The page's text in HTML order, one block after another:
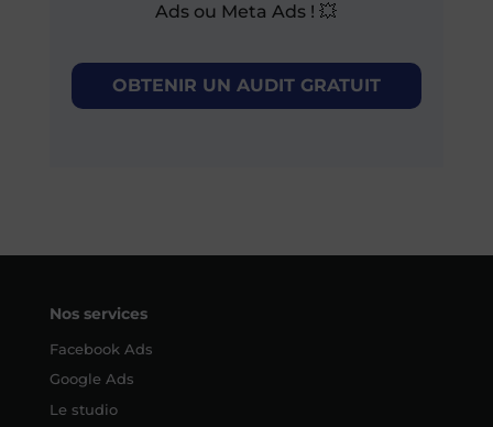
Ads ou Meta Ads ! 💥
OBTENIR UN AUDIT GRATUIT
Nos services
Facebook Ads
Google Ads
Le studio